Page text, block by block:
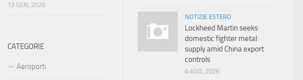
NOTIZIE ESTERO
Lockheed Martin seeks
domestic fighter metal
supply amid China export
controls
6 AGO, 2026
13 GEN, 2026
CATEGORIE
Aeroporti